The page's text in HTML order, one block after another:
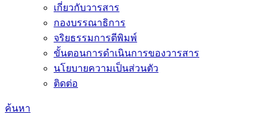
เกี่ยวกับวารสาร
กองบรรณาธิการ
จริยธรรมการตีพิมพ์
ขั้นตอนการดำเนินการของวารสาร
นโยบายความเป็นส่วนตัว
ติดต่อ
ค้นหา